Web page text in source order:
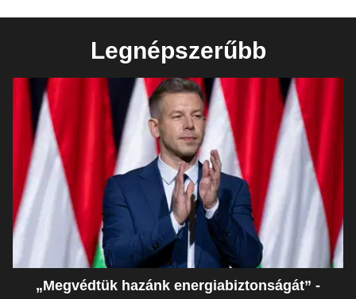
Legnépszerűbb
„Megvédtük hazánk energiabiztonságát” -